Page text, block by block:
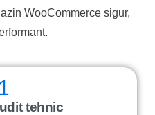
WooCommerce sigur,
tehnic